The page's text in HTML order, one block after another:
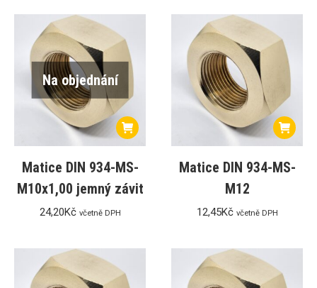
Na objednání
Matice DIN 934-MS-
M10x1,00 jemný závit
24,20Kč včetně DPH
Matice DIN 934-MS-
M12
12,45Kč včetně DPH